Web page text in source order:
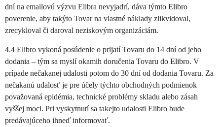
dní na emailovú výzvu Elibra nevyjadrí, dáva týmto Elibro
poverenie, aby takýto Tovar na vlastné náklady zlikvidoval,
zrecykloval či daroval neziskovým organizáciám.
4.4 Elibro vykoná posúdenie o prijatí Tovaru do 14 dní od jeho
dodania – tým sa myslí okamih doručenia Tovaru do Elibro. V
prípade nečakanej udalosti potom do 30 dní od dodania Tovaru. Za
nečakanú udalosť je pre účely týchto obchodných podmienok
považovaná epidémia, technické problémy skladu alebo zásah
vyššej moci. Pri vyskytnutí sa takejto udalosti Elibro bude
predávajúceho ihneď informovať.